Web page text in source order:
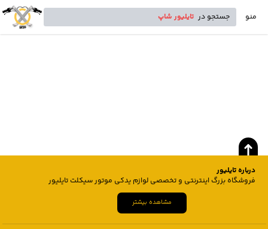
منو جستجو در تایلیور شاپ
درباره تایلیور
فروشگاه بزرگ اینترنتی و تخصصی لوازم یدکی موتور سیکلت تایلیور
مشاهده بیشتر